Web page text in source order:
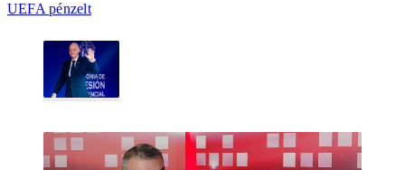
UEFA pénzelt